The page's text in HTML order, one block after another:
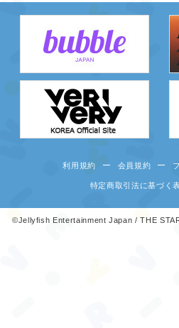
利用規約 会員規約
特定商取引法に基づく
©Jellyfish Entertainment Japan / THE